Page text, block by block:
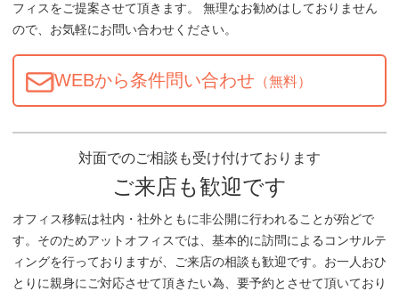
フィスをご提案させて頂きます。 無理なお勧めはしておりません
ので、お気軽にお問い合わせください。
WEBから条件問い合わせ （無料）
対面でのご相談も受け付けております
ご来店も歓迎です
オフィス移転は社内・社外ともに非公開に行われることが殆どで
す。そのためアットオフィスでは、基本的に訪問によるコンサルテ
ィングを行っておりますが、ご来店の相談も歓迎です。お一人おひ
とりに親身にご対応させて頂きたい為、要予約とさせて頂いており